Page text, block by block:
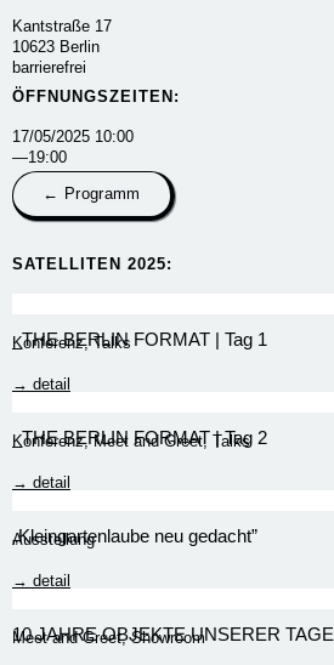
Kantstraße 17
10623 Berlin
barrierefrei
ÖFFNUNGSZEITEN:
17/05/2025 10:00
—19:00
← Programm
SATELLITEN 2025:​
_THE BERLIN FORMAT | Tag 1
Konferenz,Talks
→ detail
_THE BERLIN FORMAT | Tag 2
Konferenz,Meet and Greet, Talks
→ detail
„Kleingartenlaube neu gedacht”
Ausstellung
→ detail
10 JAHRE OBJEKTE UNSERER TAGE
Meet and Greet,Showroom